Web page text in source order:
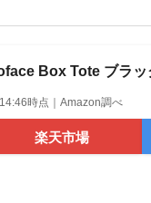
Box Tote ブラッ
時点｜Amazon調べ
楽天市場